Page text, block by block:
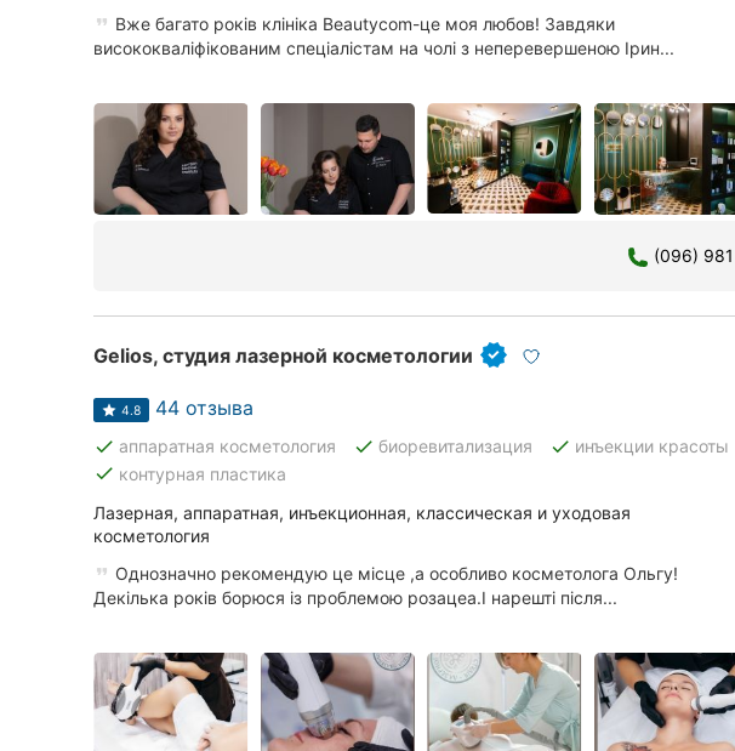
Житомир
Хмельницкий
Ровно
Харьков
Днепр
Львов
Николаев
Вже багато років клініка Beautycom-це моя любов! Завдяки
висококваліфікованим спеціалістам на чолі з неперевершеною Ірин...
(096) 981
Gelios, студия лазерной косметологии
4.8 44 отзыва
done аппаратная косметология done биоревитализация done инъекции красоты
done контурная пластика
Лазерная, аппаратная, инъекционная, классическая и уходовая
косметология
Однозначно рекомендую це місце ,а особливо косметолога Ольгу!
Декілька років борюся із проблемою розацеа.І нарешті після...